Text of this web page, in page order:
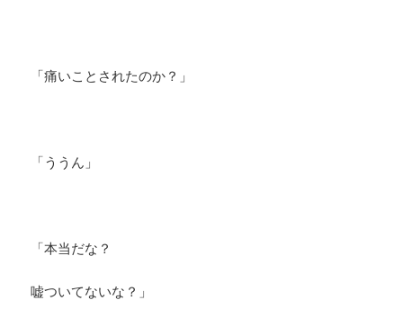
「痛いことされたのか？」
「ううん」
「本当だな？
嘘ついてないな？」